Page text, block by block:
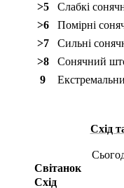
>5
Слабкі
>6
Помірні
>7
Сильні
>8
Сонячний
9
Схід
Світанок
Схід